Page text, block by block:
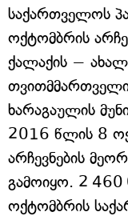
საქართველოს
ოქტომბრის
ქალაქის −
ხარაგაულის
2016 წლის 8
არჩევნების
გამოიყო. 2
ოქტომბრის